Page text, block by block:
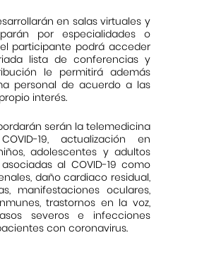
en salas virtuales y
por especialidades o
participante podrá acceder
lista de conferencias y
le permitirá además
personal de acuerdo a las
interés.
serán la telemedicina
19, actualización en
adolescentes y adultos
al COVID-19 como
daño cardiaco residual,
manifestaciones oculares,
trastornos en la voz,
severos e infecciones
con coronavirus.